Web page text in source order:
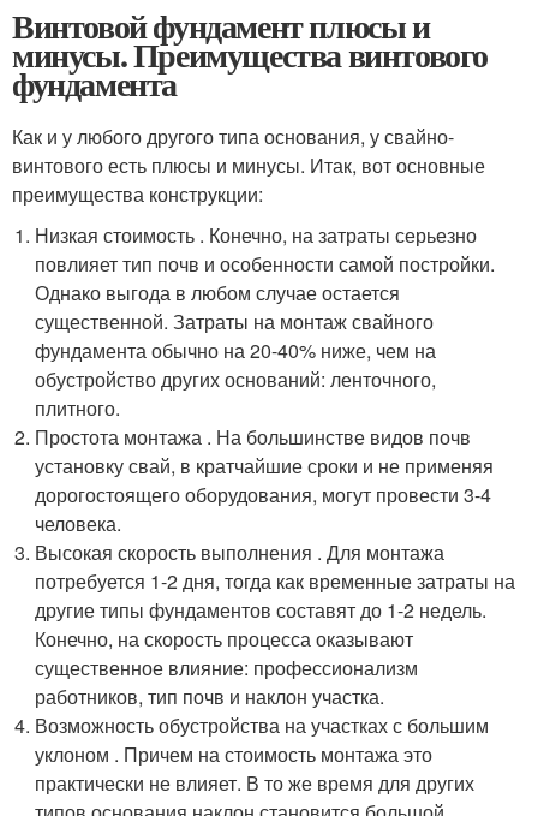
Винтовой фундамент плюсы и
минусы. Преимущества винтового
фундамента
Как и у любого другого типа основания, у свайно-
винтового есть плюсы и минусы. Итак, вот основные
преимущества конструкции:
Низкая стоимость . Конечно, на затраты серьезно
повлияет тип почв и особенности самой постройки.
Однако выгода в любом случае остается
существенной. Затраты на монтаж свайного
фундамента обычно на 20-40% ниже, чем на
обустройство других оснований: ленточного,
плитного.
Простота монтажа . На большинстве видов почв
установку свай, в кратчайшие сроки и не применяя
дорогостоящего оборудования, могут провести 3-4
человека.
Высокая скорость выполнения . Для монтажа
потребуется 1-2 дня, тогда как временные затраты на
другие типы фундаментов составят до 1-2 недель.
Конечно, на скорость процесса оказывают
существенное влияние: профессионализм
работников, тип почв и наклон участка.
Возможность обустройства на участках с большим
уклоном . Причем на стоимость монтажа это
практически не влияет. В то же время для других